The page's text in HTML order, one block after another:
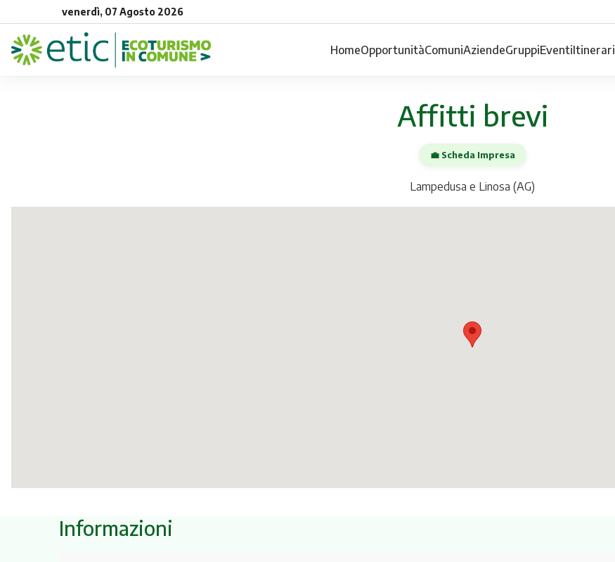
venerdì, 07 Agosto 2026
HomeOpportunitàComuniAziendeGruppiEventiItinerari
Affitti brevi
💼 Scheda Impresa
Lampedusa e Linosa (AG)
Informazioni